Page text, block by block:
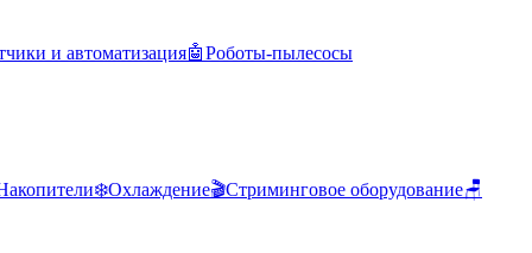
и автоматизация🤖Роботы-пылесосы
❄️Охлаждение🎬Стриминговое оборудование🪑